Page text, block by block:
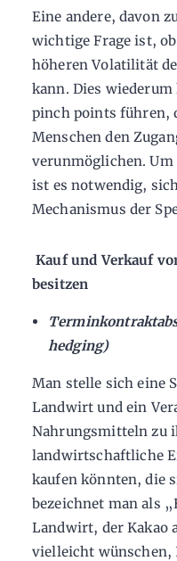
Eine andere, davon
wichtige Frage ist,
höheren Volatilität
kann. Dies
pinch points führen,
Menschen den
verunmöglichen. Um
ist es notwendig,
Mechanismus der
Kauf und Verkauf
besitzen
hedging)
Man stelle sich eine
Landwirt und ein
Nahrungsmitteln zu
landwirtschaftliche
kaufen könnten, die
bezeichnet man als
Landwirt, der Kakao
vielleicht wünschen,